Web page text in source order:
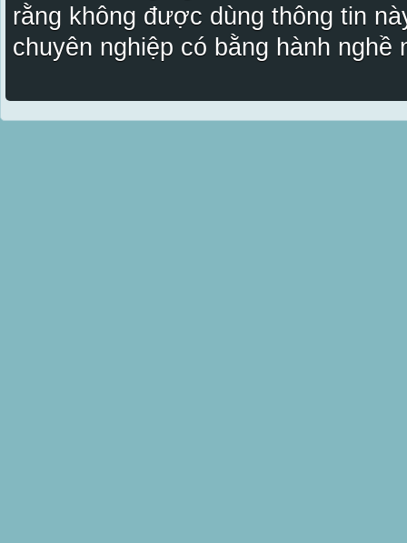
rằng không được dùng thông tin
chuyên nghiệp có bằng hành